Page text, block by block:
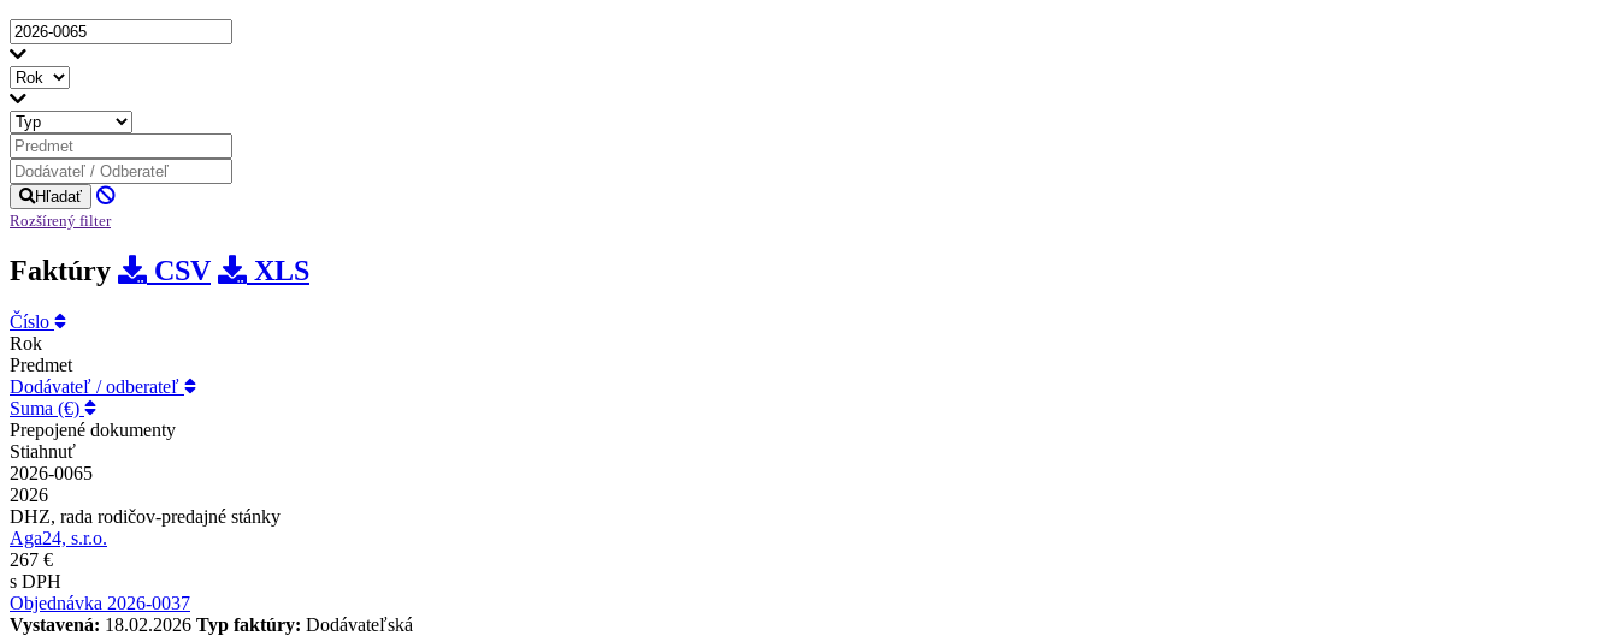
Hľadať
Rozšírený filter
Faktúry CSV XLS
Číslo
Rok
Predmet
Dodávateľ / odberateľ
Suma (€)
Prepojené dokumenty
Stiahnuť
2026-0065
2026
DHZ, rada rodičov-predajné stánky
Aga24, s.r.o.
267 €
s DPH
Objednávka 2026-0037
Vystavená: 18.02.2026 Typ faktúry: Dodávateľská